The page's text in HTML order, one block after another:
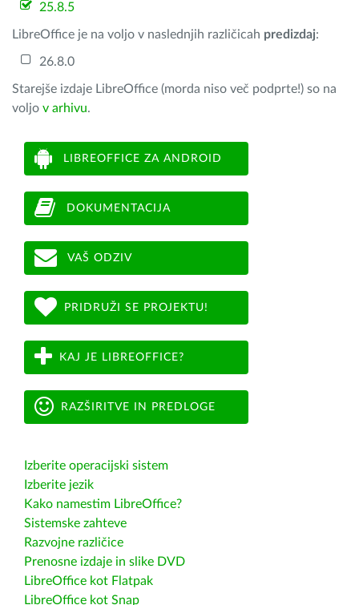
25.8.5
LibreOffice je na voljo v naslednjih različicah predizdaj:
26.8.0
Starejše izdaje LibreOffice (morda niso več podprte!) so na
voljo v arhivu.
LIBREOFFICE ZA ANDROID
DOKUMENTACIJA
VAŠ ODZIV
PRIDRUŽI SE PROJEKTU!
KAJ JE LIBREOFFICE?
RAZŠIRITVE IN PREDLOGE
Izberite operacijski sistem
Izberite jezik
Kako namestim LibreOffice?
Sistemske zahteve
Razvojne različice
Prenosne izdaje in slike DVD
LibreOffice kot Flatpak
LibreOffice kot Snap